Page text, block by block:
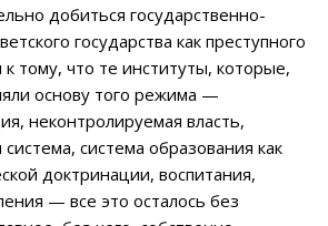
добиться государственно-
государства как преступного
к тому, что те институты, которые,
основу того режима —
неконтролируемая власть,
система образования как
доктринации, воспитания,
— все это осталось без